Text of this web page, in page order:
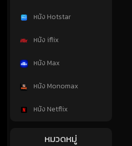
หนัง Hotstar
หนัง iflix
หนัง Max
หนัง Monomax
หนัง Netflix
หมวดหมู่